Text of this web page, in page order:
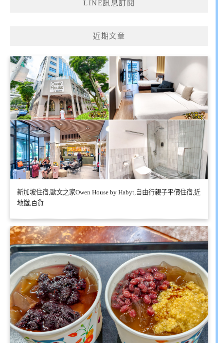
LINE訊息訂閱
近期文章
新加坡住宿,歐文之家Owen House by Habyt,自由行親子平價住宿,近
地鐵,百貨